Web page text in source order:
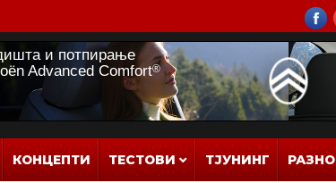
КОНЦЕПТИ ТЕСТОВИ ТЈУНИНГ РАЗНО